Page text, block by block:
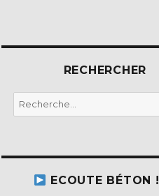
RECHERCHER
Recherche
pour :
ECOUTE BÉTON !